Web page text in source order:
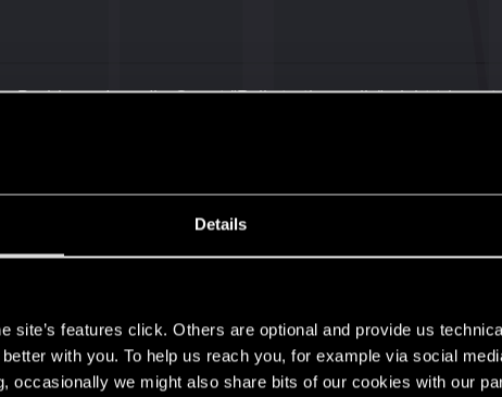
Details
site’s features click. Others are optional and provide us
with you. To help us reach you, for example via social
occasionally we might also share bits of our cookies with our
Problem, dass die Quest "Balls to the walls" nicht
bekomme. Ich habe es mit und ohne Mods
und sofort nach dem Nika dem Doc in die Hand
ein Schuss zu viel, Scav" die Knarre zieht und von
die erfüllt sein müssen, welche mir nicht bekannt
4